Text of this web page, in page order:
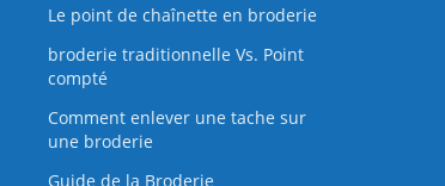
Le point de chaînette en broderie
broderie traditionnelle Vs. Point
compté
Comment enlever une tache sur
une broderie
Guide de la Broderie